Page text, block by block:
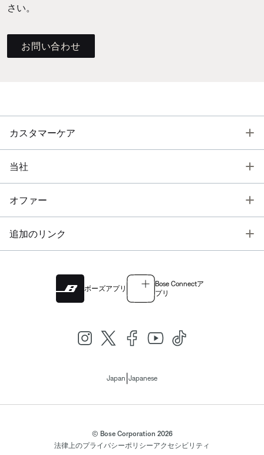
さい。
お問い合わせ
カスタマーケア
当社
オファー
追加のリンク
ボーズアプリ
Bose Connectア
プリ
Japan Japanese
© Bose Corporation 2026
法律上のプライバシーポリシーアクセシビリティ